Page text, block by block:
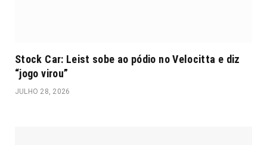
Stock Car: Leist sobe ao pódio no Velocitta e diz
“jogo virou”
JULHO 28, 2026